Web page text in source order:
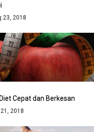
23, 2018
Cepat dan Berkesan
2018